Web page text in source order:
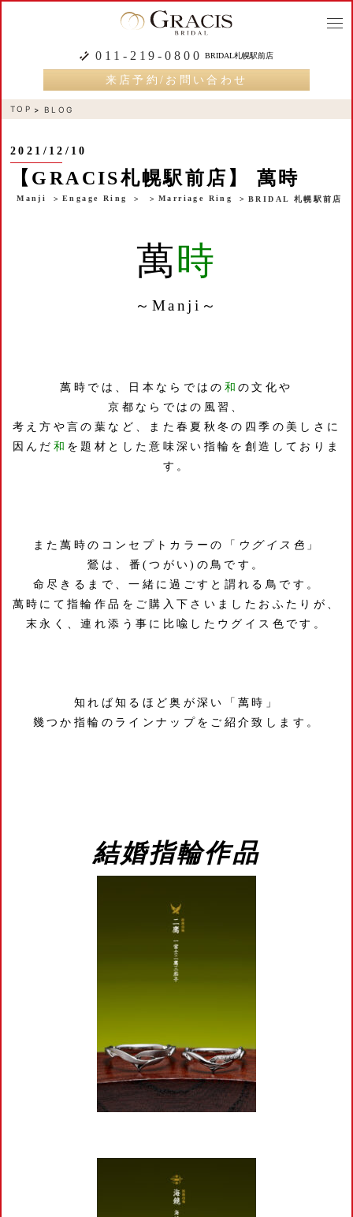
011-219-0800 BRIDAL札幌駅前店
来店予約/お問い合わせ
TOP BLOG
2021/12/10
【GRACIS札幌駅前店】 萬時
Manji Engage Ring Marriage Ring BRIDAL 札幌駅前店
萬時
～Manji～
萬時では、日本ならではの 和の文化や
京都ならではの風習、
考え方や言の葉など、また春夏秋冬の四季の美しさに
因んだ 和 を題材とした意味深い指輪を創造しておりま
す。
また萬時のコンセプトカラーの「 ウグイス色 」
鶯は、番(つがい)の鳥です。
命尽きるまで、一緒に過ごすと謂れる鳥です。
萬時にて指輪作品をご購入下さいましたおふたりが、
末永く、連れ添う事に比喩したウグイス色です。
知れば知るほど奥が深い「萬時」
幾つか指輪のラインナップをご紹介致します。
結婚指輪作品